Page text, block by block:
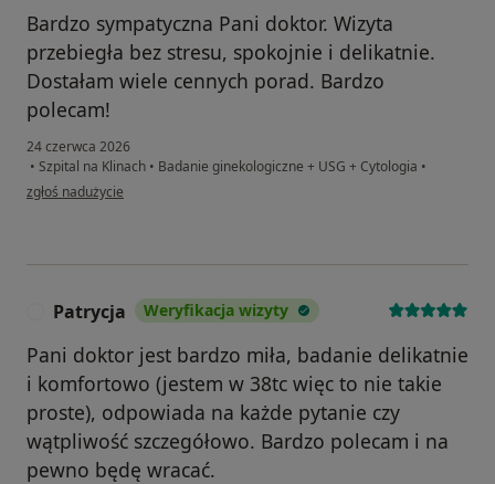
Bardzo sympatyczna Pani doktor. Wizyta
przebiegła bez stresu, spokojnie i delikatnie.
Dostałam wiele cennych porad. Bardzo
polecam!
24 czerwca 2026
• Szpital na Klinach • Badanie ginekologiczne + USG + Cytologia •
w opinii użytkownika Aleksandra
zgłoś nadużycie
Patrycja Weryfikacja wizyty
Pani doktor jest bardzo miła, badanie delikatnie
i komfortowo (jestem w 38tc więc to nie takie
proste), odpowiada na każde pytanie czy
wątpliwość szczegółowo. Bardzo polecam i na
pewno będę wracać.